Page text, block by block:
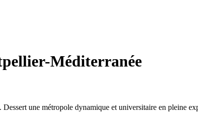
Méditerranée
une métropole dynamique et universitaire en pleine